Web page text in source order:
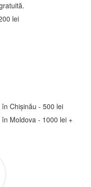
lei
Chișinău - 500 lei
Moldova - 1000 lei +